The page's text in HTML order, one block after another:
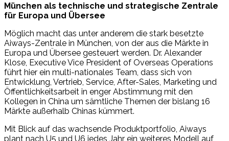
München als technische und strategische Zentrale
für Europa und Übersee
Möglich macht das unter anderem die stark besetzte
Aiways-Zentrale in München, von der aus die Märkte in
Europa und Übersee gesteuert werden. Dr. Alexander
Klose, Executive Vice President of Overseas Operations
führt hier ein multi-nationales Team, dass sich von
Entwicklung, Vertrieb, Service, After-Sales, Marketing und
Öffentlichkeitsarbeit in enger Abstimmung mit den
Kollegen in China um sämtliche Themen der bislang 16
Märkte außerhalb Chinas kümmert.
Mit Blick auf das wachsende Produktportfolio, Aiways
plant nach U5 und U6 jedes Jahr ein weiteres Modell auf